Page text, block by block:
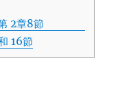
和第 2章8節
16節